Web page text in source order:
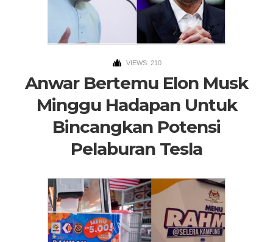
VIEWS: 210
Anwar Bertemu Elon Musk
Minggu Hadapan Untuk
Bincangkan Potensi
Pelaburan Tesla